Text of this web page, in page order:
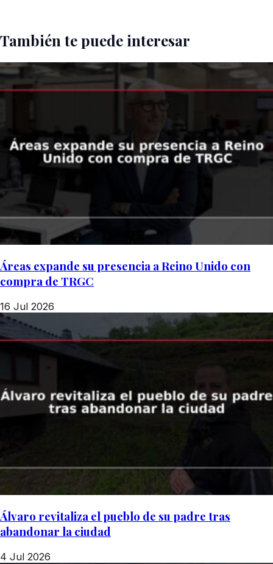
También te puede interesar
Áreas expande su presencia a Reino Unido con
compra de TRGC
16 Jul 2026
Álvaro revitaliza el pueblo de su padre tras
abandonar la ciudad
4 Jul 2026